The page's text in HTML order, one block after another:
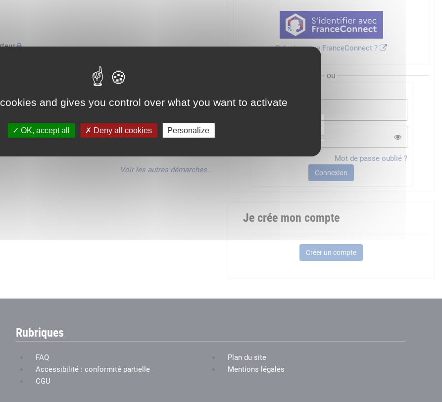
and gives you control over what you want to activate
OK, accept all Deny all cookies Personalize
économique européen avec des véhicules n'excédant pas
transport
économique européen avec des véhicules n'excédant pas
économique européen avec des véhicules n'excédant pas
Voir les autres démarches...
Qu'est-ce que FranceConnect ?
ou
Mot de passe oublié ?
Connexion
Je crée mon compte
Créer un compte
Rubriques
FAQ
Plan du site
Accessibilité : conformité partielle
Mentions légales
CGU